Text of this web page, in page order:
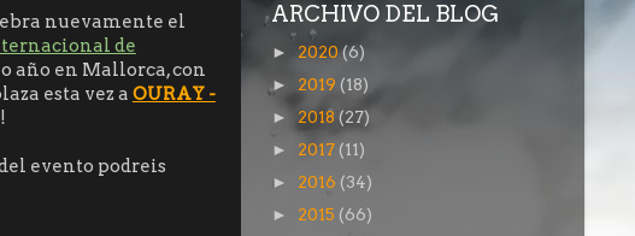
nuevamente el
de
año en Mallorca, con
esta vez a OURAY -
evento podreis
ARCHIVO DEL BLOG
► 2020(6)
► 2019 (18)
► 2018 (27)
► 2017 (11)
► 2016 (34)
► 2015 (66)